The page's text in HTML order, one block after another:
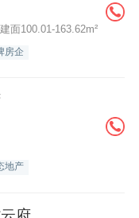
面100.01-163.62m²
房企
地产